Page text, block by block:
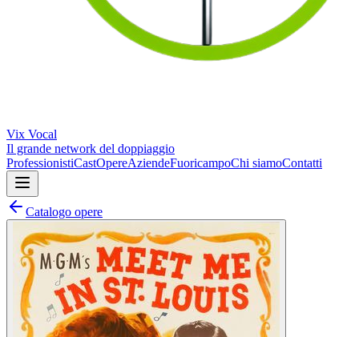
Vix Vocal
Il grande network del doppiaggio
ProfessionistiCastOpereAziendeFuoricampoChi siamoContatti
Catalogo opere